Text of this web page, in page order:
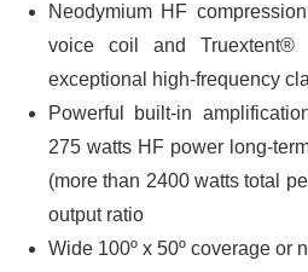
Neodymium HF
voice coil and Truextent®
exceptional high-frequency
Powerful built-in
275 watts HF power long-
(more than 2400 watts total
output ratio
Wide 100º x 50º coverage or